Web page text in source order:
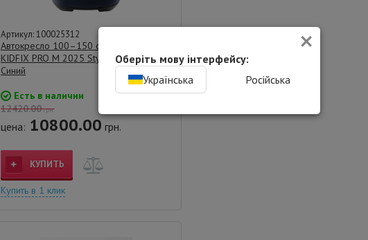
Артикул: 100025312
Автокресло 100–150 см Britax Römer
KIDFIX PRO M 2025 Style Night Blue/
Синий
Есть в наличии
12420.00грн.
цена: 10800.00 грн.
КУПИТЬ
Купить в 1 клик
×
Оберіть мову інтерфейсу:
Українська
Російська